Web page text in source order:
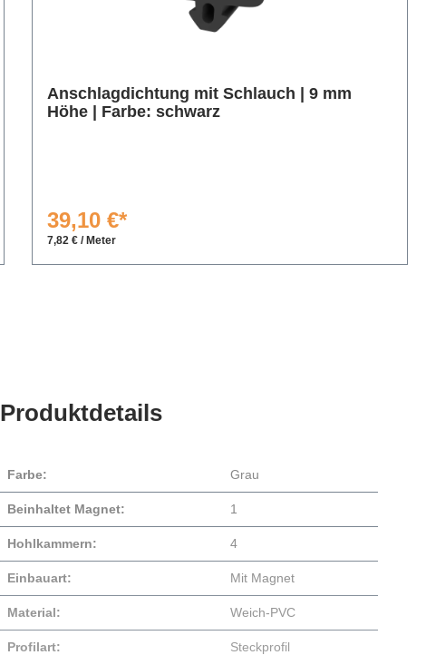
Anschlagdichtung mit Schlauch | 9 mm
Höhe | Farbe: schwarz
39,10 €*
7,82 € / Meter
Produktdetails
Farbe: Grau
Beinhaltet Magnet: 1
Hohlkammern: 4
Einbauart: Mit Magnet
Material: Weich-PVC
Profilart: Steckprofil